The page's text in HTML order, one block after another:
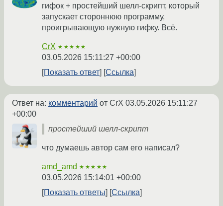
гифок + простейший шелл-скрипт, который
запускает стороннюю программу,
проигрывающую нужную гифку. Всё.
CrX ★★★★★
03.05.2026 15:11:27 +00:00
Показать ответ
Ссылка
Ответ на: комментарий от CrX 03.05.2026 15:11:27
+00:00
простейший шелл-скрипт
что думаешь автор сам его написал?
amd_amd ★★★★★
03.05.2026 15:14:01 +00:00
Показать ответы
Ссылка